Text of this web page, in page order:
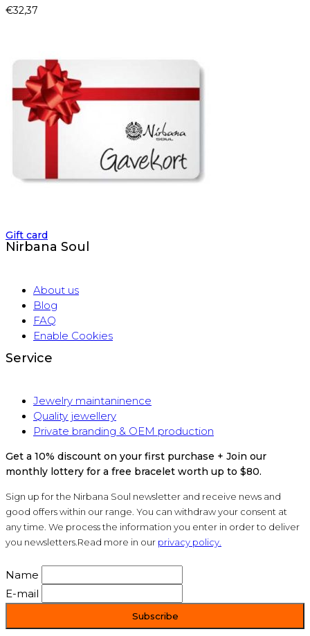
€32,37
Gift card
Nirbana Soul
About us
Blog
FAQ
Enable Cookies
Service
Jewelry maintaninence
Quality jewellery
Private branding & OEM production
Get a 10% discount on your first purchase + Join our
monthly lottery for a free bracelet worth up to $80.
Sign up for the Nirbana Soul newsletter and receive news and
good offers within our range. You can withdraw your consent at
any time. We process the information you enter in order to deliver
you newsletters.Read more in our privacy policy.
Name
E-mail